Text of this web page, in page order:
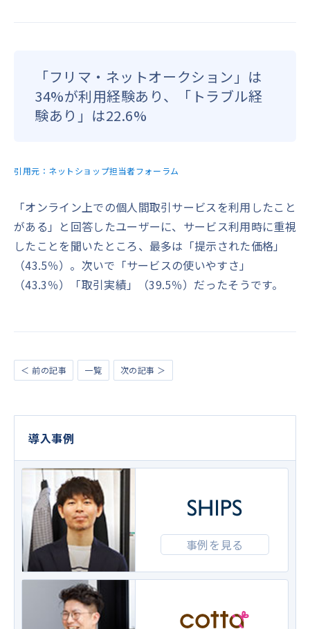
「フリマ・ネットオークション」は
34%が利用経験あり、「トラブル経
験あり」は22.6%
引用元： ネットショップ担当者フォーラム
「オンライン上での個人間取引サービスを利用したこと
がある」と回答したユーザーに、サービス利用時に重視
したことを聞いたところ、最多は「提示された価格」
（43.5％）。次いで「サービスの使いやすさ」
（43.3％）「取引実績」（39.5％）だったそうです。
＜ 前の記事 一覧 次の記事 ＞
導入事例
事例を見る